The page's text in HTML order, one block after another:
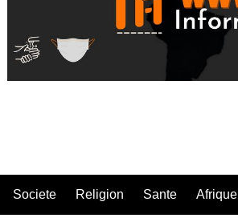
Societe Religion Sante Afrique